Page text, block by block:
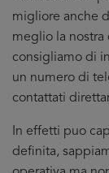
migliore anche
meglio la nostra
consigliamo di
un numero di
contattati
In effetti puo
definita,